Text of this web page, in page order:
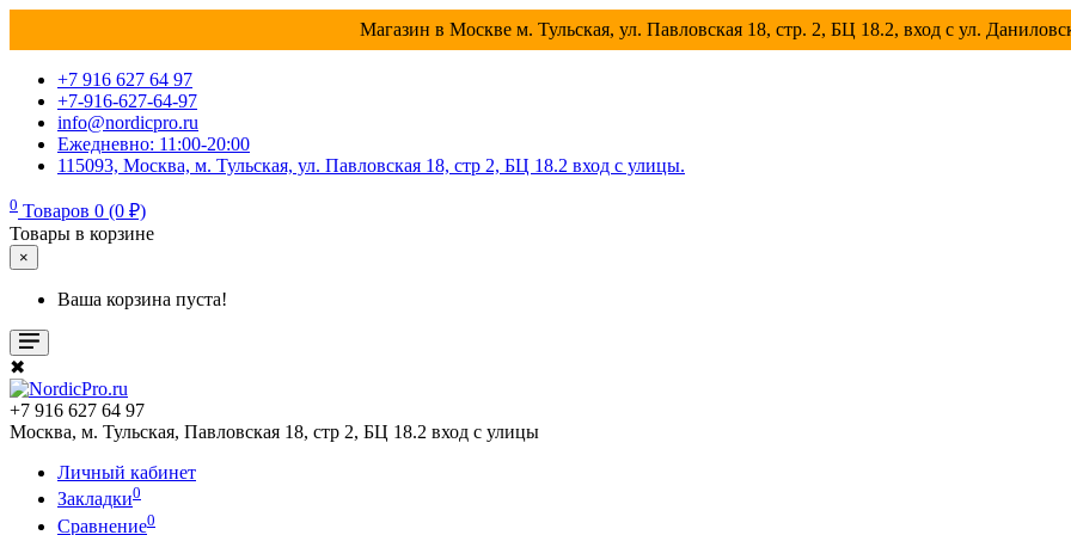
Магазин в Москве м. Тульская, ул. Павловская 18, стр. 2, БЦ 18.2, вход с ул.
+7 916 627 64 97
+7-916-627-64-97
info@nordicpro.ru
Ежедневно: 11:00-20:00
115093, Москва, м. Тульская, ул. Павловская 18, стр 2, БЦ 18.2 вход с улицы.
0 Товаров 0 (0 ₽)
Товары в корзине
×
Ваша корзина пуста!
✖
+7 916 627 64 97
Москва, м. Тульская, Павловская 18, стр 2, БЦ 18.2 вход с улицы
Личный кабинет
Закладки0
Сравнение0